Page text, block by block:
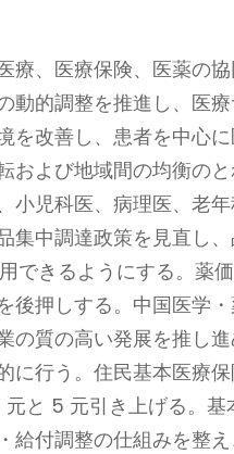
療、医療保険、医薬の
動的調整を推進し、医
を改善し、患者を中心
および地域間の均衡の
小児科医、病理医、老
集中調達政策を見直し
できるようにする。薬
後押しする。中国医学
質の高い発展を推し進
に行う。住民基本医療
と 5 元引き上げる。基
給付調整の仕組みを整